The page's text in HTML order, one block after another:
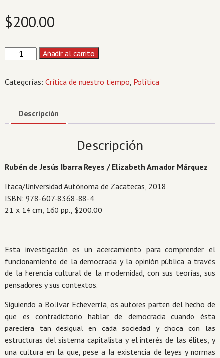
$200.00
Democracia
pública.
desafío
político
cantidad
Añadir al carrito
Categorías: Crítica de nuestro tiempo, Política
Descripción
Descripción
Rubén de Jesús Ibarra Reyes / Elizabeth Amador Márquez
Itaca/Universidad Autónoma de Zacatecas, 2018
ISBN: 978-607-8368-88-4
21 x 14 cm, 160 pp., $200.00
Esta investigación es un acercamiento para comprender el
funcionamiento de la democracia y la opinión pública a través
de la herencia cultural de la modernidad, con sus teorías, sus
pensadores y sus contextos.
Siguiendo a Bolívar Echeverría, os autores parten del hecho de
que es contradictorio hablar de democracia cuando ésta
pareciera tan desigual en cada sociedad y choca con las
estructuras del sistema capitalista y el interés de las élites, y
una cultura en la que, pese a la existencia de leyes y normas